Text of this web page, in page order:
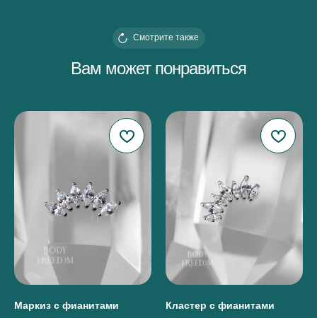
Вам может понравиться
Смотрите также
Маркиз с фианитами Кластер с фианитами